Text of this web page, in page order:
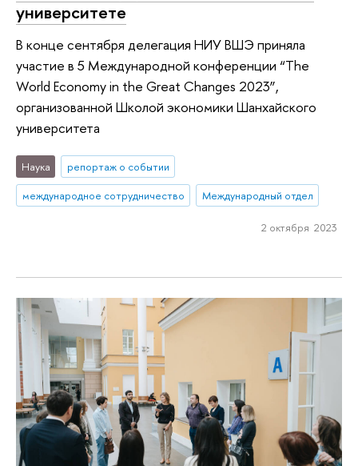
университете
В конце сентября делегация НИУ ВШЭ приняла
участие в 5 Международной конференции “The
World Economy in the Great Changes 2023”,
организованной Школой экономики Шанхайского
университета
Наука
репортаж о событии
международное сотрудничество
Международный отдел
2 октября 2023